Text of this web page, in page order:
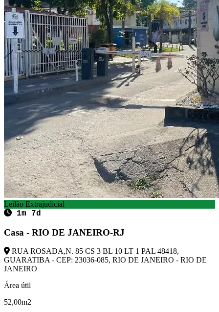
Leilão Extrajudicial
1m 7d
Casa - RIO DE JANEIRO-RJ
RUA ROSADA,N. 85 CS 3 BL 10 LT 1 PAL 48418,
GUARATIBA - CEP: 23036-085, RIO DE JANEIRO - RIO DE
JANEIRO
Área útil
52,00m2